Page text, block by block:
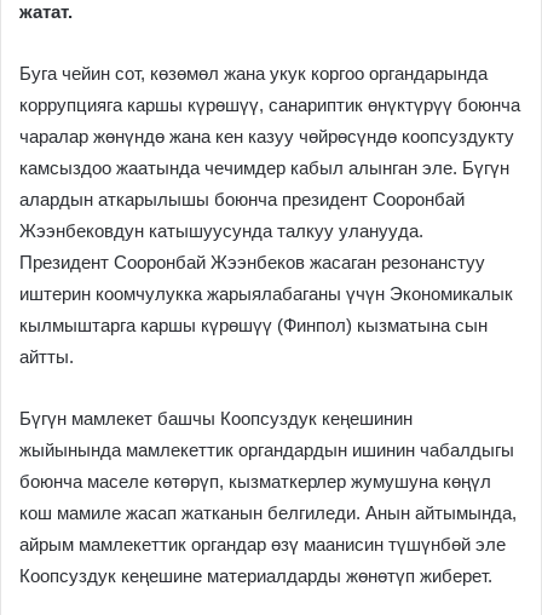
жатат.
Буга чейин сот, көзөмөл жана укук коргоо органдарында
коррупцияга каршы күрөшүү, санариптик өнүктүрүү боюнча
чаралар жөнүндө жана кен казуу чөйрөсүндө коопсуздукту
камсыздоо жаатында чечимдер кабыл алынган эле. Бүгүн
алардын аткарылышы боюнча президент Сооронбай
Жээнбековдун катышуусунда талкуу уланууда.
Президент Сооронбай Жээнбеков жасаган резонанстуу
иштерин коомчулукка жарыялабаганы үчүн Экономикалык
кылмыштарга каршы күрөшүү (Финпол) кызматына сын
айтты.
Бүгүн мамлекет башчы Коопсуздук кеңешинин
жыйынында мамлекеттик органдардын ишинин чабалдыгы
боюнча маселе көтөрүп, кызматкерлер жумушуна көңүл
кош мамиле жасап жатканын белгиледи. Анын айтымында,
айрым мамлекеттик органдар өзү маанисин түшүнбөй эле
Коопсуздук кеңешине материалдарды жөнөтүп жиберет.